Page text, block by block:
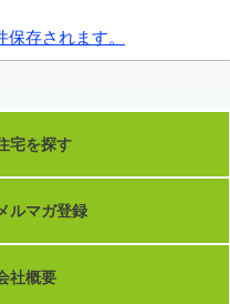
存されます。
宅を探す
ルマガ登録
社概要